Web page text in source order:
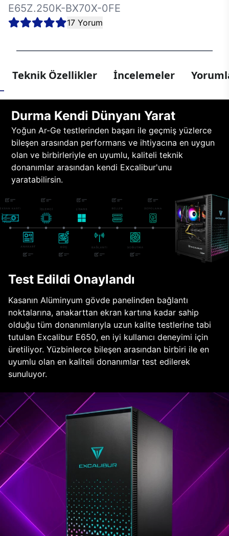
E65Z.250K-BX70X-0FE
17 Yorum
Teknik Özellikler İncelemeler
Durma Kendi Dünyanı Yarat
Yoğun Ar-Ge testlerinden başarı ile geçmiş yüzlerce
bileşen arasından performans ve ihtiyacına en uygun
olan ve birbirleriyle en uyumlu, kaliteli teknik
donanımlar arasından kendi Excalibur'unu
yaratabilirsin.
Test Edildi Onaylandı
Kasanın Alüminyum gövde panelinden bağlantı
noktalarına, anakarttan ekran kartına kadar sahip
olduğu tüm donanımlarıyla uzun kalite testlerine tabi
tutulan Excalibur E650, en iyi kullanıcı deneyimi için
üretiliyor. Yüzbinlerce bileşen arasından birbiri ile en
uyumlu olan en kaliteli donanımlar test edilerek
sunuluyor.